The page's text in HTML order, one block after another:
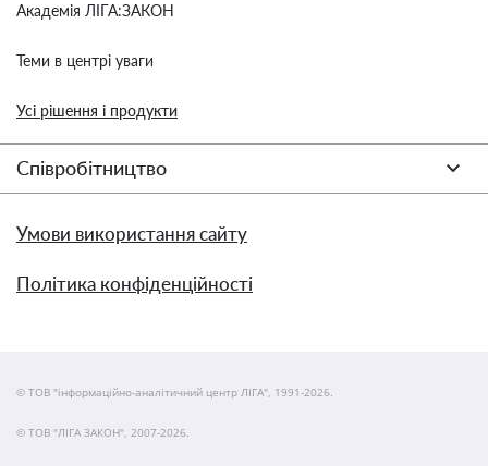
Академія ЛІГА:ЗАКОН
Теми в центрі уваги
Усі рішення і продукти
Співробітництво
Умови використання сайту
Політика конфіденційності
© ТОВ "інформаційно-аналітичний центр ЛІГА", 1991-2026.
© ТОВ "ЛІГА ЗАКОН", 2007-2026.